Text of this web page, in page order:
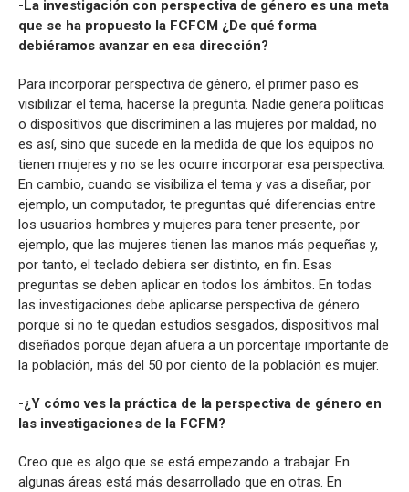
-La investigación con perspectiva de género es una meta
que se ha propuesto la FCFCM ¿De qué forma
debiéramos avanzar en esa dirección?
Para incorporar perspectiva de género, el primer paso es
visibilizar el tema, hacerse la pregunta. Nadie genera políticas
o dispositivos que discriminen a las mujeres por maldad, no
es así, sino que sucede en la medida de que los equipos no
tienen mujeres y no se les ocurre incorporar esa perspectiva.
En cambio, cuando se visibiliza el tema y vas a diseñar, por
ejemplo, un computador, te preguntas qué diferencias entre
los usuarios hombres y mujeres para tener presente, por
ejemplo, que las mujeres tienen las manos más pequeñas y,
por tanto, el teclado debiera ser distinto, en fin. Esas
preguntas se deben aplicar en todos los ámbitos. En todas
las investigaciones debe aplicarse perspectiva de género
porque si no te quedan estudios sesgados, dispositivos mal
diseñados porque dejan afuera a un porcentaje importante de
la población, más del 50 por ciento de la población es mujer.
-¿Y cómo ves la práctica de la perspectiva de género en
las investigaciones de la FCFM?
Creo que es algo que se está empezando a trabajar. En
algunas áreas está más desarrollado que en otras. En